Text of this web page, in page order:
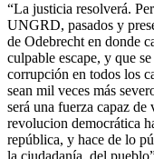
“La justicia resolverá.
UNGRD, pasados y
de Odebrecht en donde
culpable escape, y que
corrupción en todos los
sean mil veces más
será una fuerza capaz
revolucion democrática
república, y hace de lo